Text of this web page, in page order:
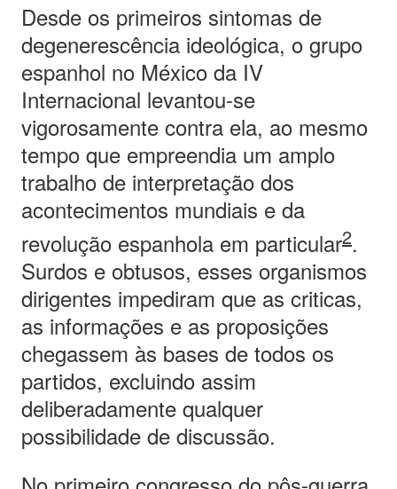
Desde os primeiros sintomas de
degenerescência ideológica, o grupo
espanhol no México da IV
Internacional levantou-se
vigorosamente contra ela, ao mesmo
tempo que empreendia um amplo
trabalho de interpretação dos
acontecimentos mundiais e da
revolução espanhola em particular2.
Surdos e obtusos, esses organismos
dirigentes impediram que as criticas,
as informações e as proposições
chegassem às bases de todos os
partidos, excluindo assim
deliberadamente qualquer
possibilidade de discussão.